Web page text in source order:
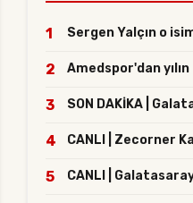
1 Sergen Yalçın o
2 Amedspor'dan
3 SON DAKİKA |
4 CANLI | Zecorner
5 CANLI |